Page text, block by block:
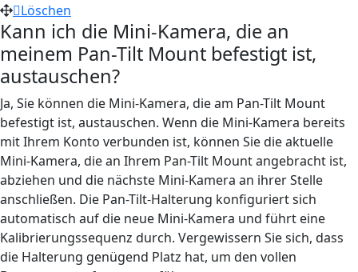
Löschen
Kann ich die Mini-Kamera, die an
meinem Pan-Tilt Mount befestigt ist,
austauschen?
Ja, Sie können die Mini-Kamera, die am Pan-Tilt Mount
befestigt ist, austauschen. Wenn die Mini-Kamera bereits
mit Ihrem Konto verbunden ist, können Sie die aktuelle
Mini-Kamera, die an Ihrem Pan-Tilt Mount angebracht ist,
abziehen und die nächste Mini-Kamera an ihrer Stelle
anschließen. Die Pan-Tilt-Halterung konfiguriert sich
automatisch auf die neue Mini-Kamera und führt eine
Kalibrierungssequenz durch. Vergewissern Sie sich, dass
die Halterung genügend Platz hat, um den vollen